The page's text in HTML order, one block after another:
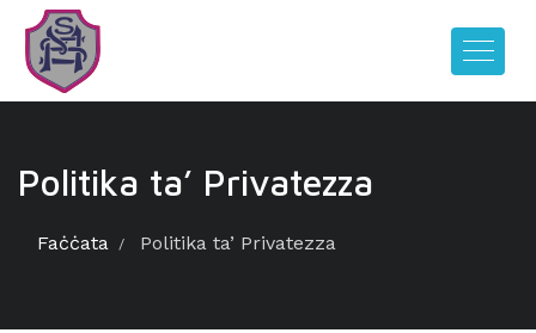
Politika ta’ Privatezza
Faċċata Politika ta’ Privatezza